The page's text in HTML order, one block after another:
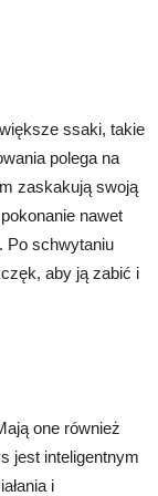
ssaki, takie
polega na
zaskakują swoją
nawet
Po schwytaniu
aby ją zabić i
one również
jest inteligentnym
i